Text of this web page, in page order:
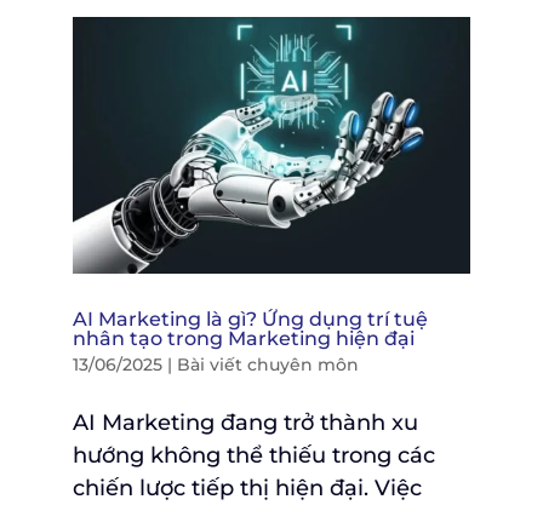
AI Marketing là gì? Ứng dụng trí tuệ
nhân tạo trong Marketing hiện đại
13/06/2025| Bài viết chuyên môn
AI Marketing đang trở thành xu
hướng không thể thiếu trong các
chiến lược tiếp thị hiện đại. Việc